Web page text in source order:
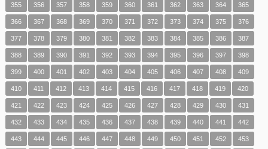
355 356 357 358 359 360 361 362 363 364 365
366 367 368 369 370 371 372 373 374 375 376
377 378 379 380 381 382 383 384 385 386 387
388 389 390 391 392 393 394 395 396 397 398
399 400 401 402 403 404 405 406 407 408 409
410 411 412 413 414 415 416 417 418 419 420
421 422 423 424 425 426 427 428 429 430 431
432 433 434 435 436 437 438 439 440 441 442
443 444 445 446 447 448 449 450 451 452 453